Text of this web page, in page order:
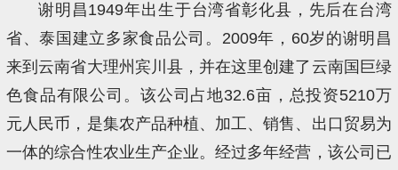
谢明昌1949年出生于台湾省彰化县，先后在台湾
省、泰国建立多家食品公司。2009年，60岁的谢明昌
来到云南省大理州宾川县，并在这里创建了云南国巨绿
色食品有限公司。该公司占地32.6亩，总投资5210万
元人民币，是集农产品种植、加工、销售、出口贸易为
一体的综合性农业生产企业。经过多年经营，该公司已